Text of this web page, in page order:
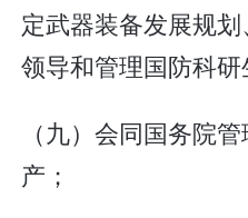
定武器装备发展规
领导和管理国防科研
（九）会同国务院
产；